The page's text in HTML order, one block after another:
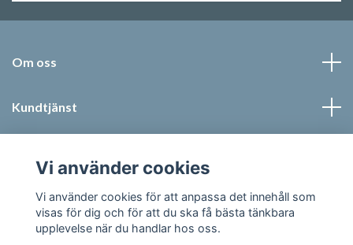
Om oss
Kundtjänst
Sociala medier
Vi använder cookies
Vi använder cookies för att anpassa det innehåll som
visas för dig och för att du ska få bästa tänkbara
upplevelse när du handlar hos oss.